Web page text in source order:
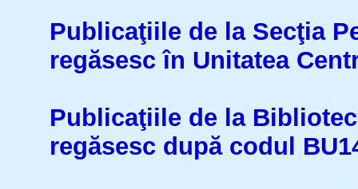
Publicaţiile de la Secţia
regăsesc în Unitatea
Publicaţiile de la
regăsesc după codul